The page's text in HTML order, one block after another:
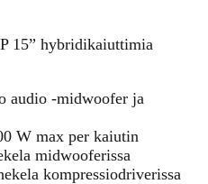
15” hybridikaiuttimia
audio -midwoofer ja
W max per kaiutin
midwooferissa
kompressiodriverissa